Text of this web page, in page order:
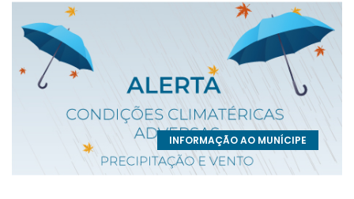
INFORMAÇÃO AO MUNÍCIPE